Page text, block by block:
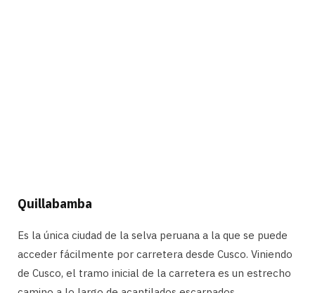
Quillabamba
Es la única ciudad de la selva peruana a la que se puede
acceder fácilmente por carretera desde Cusco. Viniendo
de Cusco, el tramo inicial de la carretera es un estrecho